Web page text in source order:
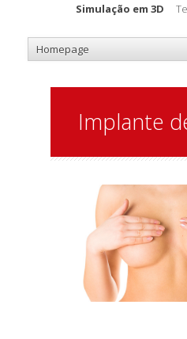
Simulação em 3D
Implante